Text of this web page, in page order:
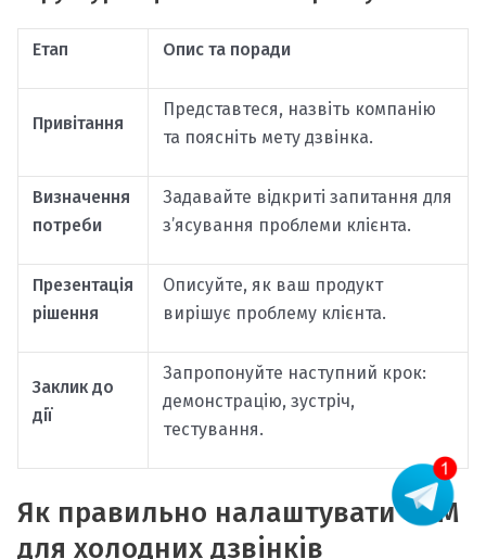
Етап Опис та поради
Привітання
Представтеся, назвіть компанію
та поясніть мету дзвінка.
Визначення
потреби
Задавайте відкриті запитання для
з’ясування проблеми клієнта.
Презентація
рішення
Описуйте, як ваш продукт
вирішує проблему клієнта.
Заклик до
дії
Запропонуйте наступний крок:
демонстрацію, зустріч,
тестування.
Як правильно налаштувати CRM
для холодних дзвінків